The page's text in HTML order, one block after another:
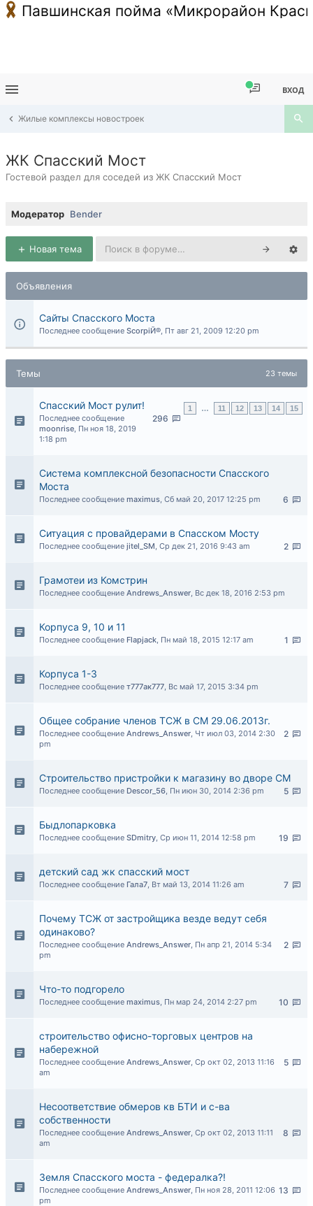
Павшинская пойма «Микрорайон
ВХОД
Жилые комплексы новостроек
ЖК Спасский Мост
Гостевой раздел для соседей из ЖК Спасский Мост
Модератор Bender
Новая тема
Объявления
Сайты Спасского Моста
Последнее сообщение ScorpiЙ®, Пт авг 21, 2009 12:20 pm
Темы 23 темы
Спасский Мост рулит! 1 … 11 12 13 14 15
296
Последнее сообщение
moonrise, Пн ноя 18, 2019
1:18 pm
Система комплексной безопасности Спасского
Моста
6
Последнее сообщение maximus, Сб май 20, 2017 12:25 pm
Ситуация с провайдерами в Спасском Мосту
2
Последнее сообщение jitel_SM, Ср дек 21, 2016 9:43 am
Грамотеи из Комстрин
Последнее сообщение Andrews_Answer, Вс дек 18, 2016 2:53 pm
Корпуса 9, 10 и 11
1
Последнее сообщение Flapjack, Пн май 18, 2015 12:17 am
Корпуса 1-3
Последнее сообщение т777ак777, Вс май 17, 2015 3:34 pm
Общее собрание членов ТСЖ в СМ 29.06.2013г.
2
Последнее сообщение Andrews_Answer, Чт июл 03, 2014 2:30
pm
Строительство пристройки к магазину во дворе СМ
5
Последнее сообщение Descor_56, Пн июн 30, 2014 2:36 pm
Быдлопарковка
19
Последнее сообщение SDmitry, Ср июн 11, 2014 12:58 pm
детский сад жк спасский мост
7
Последнее сообщение Гала7, Вт май 13, 2014 11:26 am
Почему ТСЖ от застройщика везде ведут себя
одинаково?
2
Последнее сообщение Andrews_Answer, Пн апр 21, 2014 5:34
pm
Что-то подгорело
10
Последнее сообщение maximus, Пн мар 24, 2014 2:27 pm
строительство офисно-торговых центров на
набережной
5
Последнее сообщение Andrews_Answer, Ср окт 02, 2013 11:16
am
Несоответствие обмеров кв БТИ и с-ва
собственности
8
Последнее сообщение Andrews_Answer, Ср окт 02, 2013 11:11
am
Земля Спасского моста - федералка?!
13
Последнее сообщение Andrews_Answer, Пн ноя 28, 2011 12:06
pm